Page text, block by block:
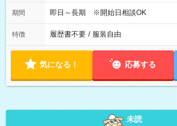
期間 即日～長期 ※開始日相談OK
特徴 履歴書不要 / 服装自由
気になる！ 応募する
未読